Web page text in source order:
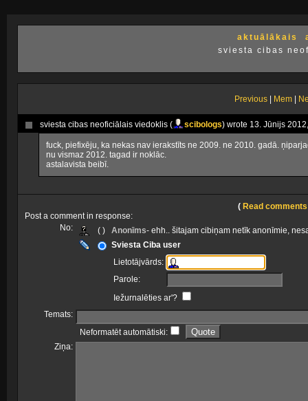
aktuālākais
sviesta cibas
Previous Mem
sviesta cibas neoficiālais viedoklis ( scibologs) wrote 13. Jūnijs
fuck, piefixēju, ka nekas nav ierakstīts ne 2009. ne 2010. gadā.
nu vismaz 2012. tagad ir noklāc.
astalavista beibī.
( Read comments
Post a comment in response:
No:
( ) Anonīms- ehh.. šitajam cibiņam netīk anonīmie,
Sviesta Ciba user
Lietotājvārds:
Parole:
Iežurnalēties ar'?
Temats:
Neformatēt automātiski:
Ziņa: